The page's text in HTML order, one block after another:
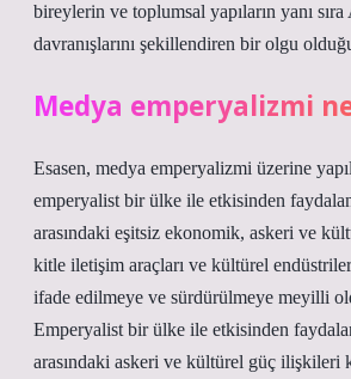
bireylerin ve toplumsal yapıların yanı
davranışlarını şekillendiren bir olgu
Medya emperyalizmi
Esasen, medya emperyalizmi üzerine
emperyalist bir ülke ile etkisinden
arasındaki eşitsiz ekonomik, askeri ve
kitle iletişim araçları ve kültürel endüstriler
ifade edilmeye ve sürdürülmeye meyilli
Emperyalist bir ülke ile etkisinden
arasındaki askeri ve kültürel güç ilişkileri